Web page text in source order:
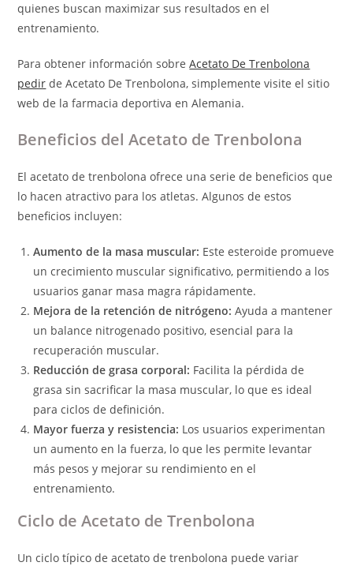
quienes buscan maximizar sus resultados en el
entrenamiento.
Para obtener información sobreAcetato De Trenbolona
pedir de Acetato De Trenbolona, simplemente visite el sitio
web de la farmacia deportiva en Alemania.
Beneficios del Acetato de Trenbolona
El acetato de trenbolona ofrece una serie de beneficios que
lo hacen atractivo para los atletas. Algunos de estos
beneficios incluyen:
Aumento de la masa muscular: Este esteroide promueve
un crecimiento muscular significativo, permitiendo a los
usuarios ganar masa magra rápidamente.
Mejora de la retención de nitrógeno: Ayuda a mantener
un balance nitrogenado positivo, esencial para la
recuperación muscular.
Reducción de grasa corporal: Facilita la pérdida de
grasa sin sacrificar la masa muscular, lo que es ideal
para ciclos de definición.
Mayor fuerza y resistencia: Los usuarios experimentan
un aumento en la fuerza, lo que les permite levantar
más pesos y mejorar su rendimiento en el
entrenamiento.
Ciclo de Acetato de Trenbolona
Un ciclo típico de acetato de trenbolona puede variar